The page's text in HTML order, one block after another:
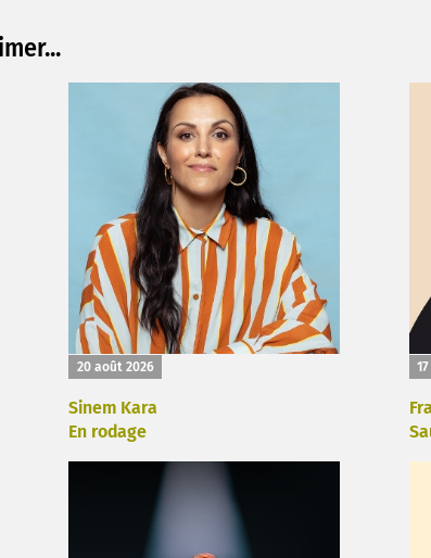
20 août 2026
Sinem Kara
En rodage